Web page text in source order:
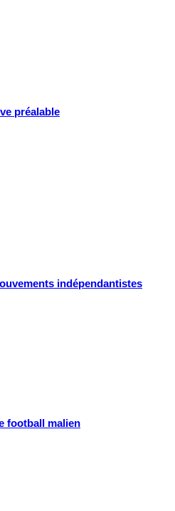
préalable
indépendantistes
football malien